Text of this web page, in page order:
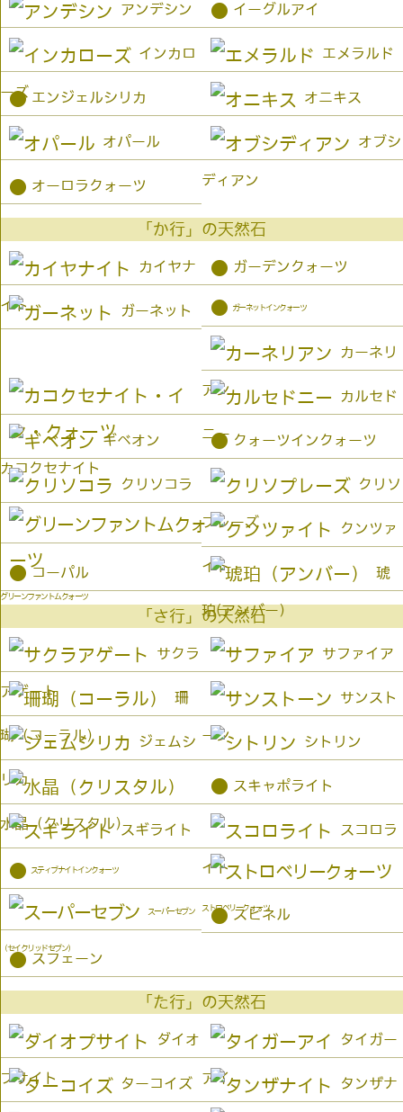
アンデシン ● イーグルアイ
インカロ
ーズ
エメラルド
● エンジェルシリカ オニキス
オパール オブシ
ディアン
● オーロラクォーツ
「か行」の天然石
カイヤナ
イト
● ガーデンクォーツ
ガーネット ● ガーネットインクォーツ
カーネリ
アン
カコクセナイト
カルセド
ニー
ギベオン ● クォーツインクォーツ
クリソコラ クリソ
プレーズ
グリーンファントムクォーツ
クンツァ
イト
● コーパル 琥
珀(アンバー）
「さ行」の天然石
サクラ
アゲート
サファイア
珊
瑚（コーラル）
サンスト
ーン
ジェムシ
リカ
シトリン
水晶（クリスタル）
● スキャポライト
スギライト スコロラ
イト
● スティブナイトインクォーツ
ストロベリークォーツ
スーパーセブン
（セイクリッドセブン）
● スピネル
● スフェーン
「た行」の天然石
ダイオ
プサイト
タイガー
アイ
ターコイズ タンザナ